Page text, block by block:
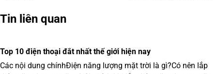
viết
Tin liên quan
Top 10 điện thoại đắt nhất thế giới hiện nay
Các nội dung chínhĐiện năng lượng mặt trời là gì?Có nên lắp